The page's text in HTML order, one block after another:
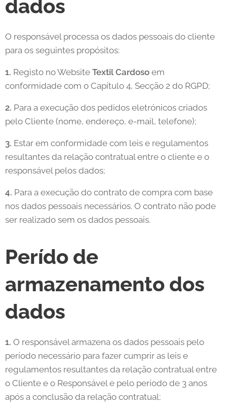
dados
O responsável processa os dados pessoais do cliente
para os seguintes propósitos:
1. Registo no Website Textil Cardoso em
conformidade com o Capítulo 4, Secção 2 do RGPD;
2. Para a execução dos pedidos eletrónicos criados
pelo Cliente (nome, endereço, e-mail, telefone);
3. Estar em conformidade com leis e regulamentos
resultantes da relação contratual entre o cliente e o
responsável pelos dados;
4. Para a execução do contrato de compra com base
nos dados pessoais necessários. O contrato não pode
ser realizado sem os dados pessoais.
Perído de
armazenamento dos
dados
1. O responsável armazena os dados pessoais pelo
período necessário para fazer cumprir as leis e
regulamentos resultantes da relação contratual entre
o Cliente e o Responsável e pelo período de 3 anos
após a conclusão da relação contratual;